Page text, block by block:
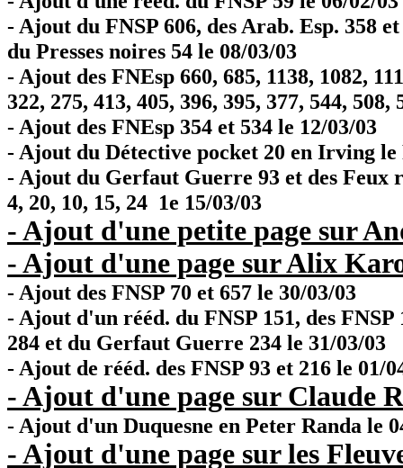
- Ajout du FNSP 606, des Arab. Esp. 358
du Presses noires 54 le 08/03/03
- Ajout des FNEsp 660, 685, 1138, 1082,
322, 275, 413, 405, 396, 395, 377, 544,
- Ajout des FNEsp 354 et 534 le 12/03/03
- Ajout du Détective pocket 20 en Irving le
- Ajout du Gerfaut Guerre 93 et des Feux
4, 20, 10, 15, 24 1e 15/03/03
- Ajout d'une petite page sur
- Ajout d'une page sur Alix
- Ajout des FNSP 70 et 657 le 30/03/03
- Ajout d'un rééd. du FNSP 151, des FNSP
284 et du Gerfaut Guerre 234 le 31/03/03
- Ajout de rééd. des FNSP 93 et 216 le 01/
- Ajout d'une page sur Claude
- Ajout d'un Duquesne en Peter Randa le
- Ajout d'une page sur les